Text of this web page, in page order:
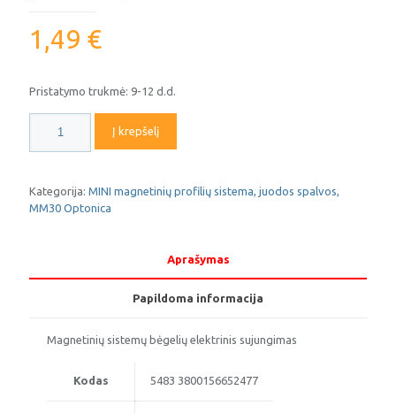
1,49 €
Pristatymo trukmė: 9-12 d.d.
kiekis:
MINI
sistemos
profilių
Į krepšelį
Kategorija: MINI magnetinių profilių sistema, juodos spalvos,
MM30 Optonica
Aprašymas
Papildoma informacija
Magnetinių sistemų bėgelių elektrinis sujungimas
Kodas 5483 3800156652477